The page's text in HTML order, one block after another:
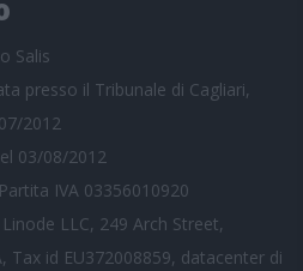
Salis
presso il Tribunale di Cagliari,
2012
03/08/2012
IVA 03356010920
LLC, 249 Arch Street,
Tax id EU372008859, datacenter di